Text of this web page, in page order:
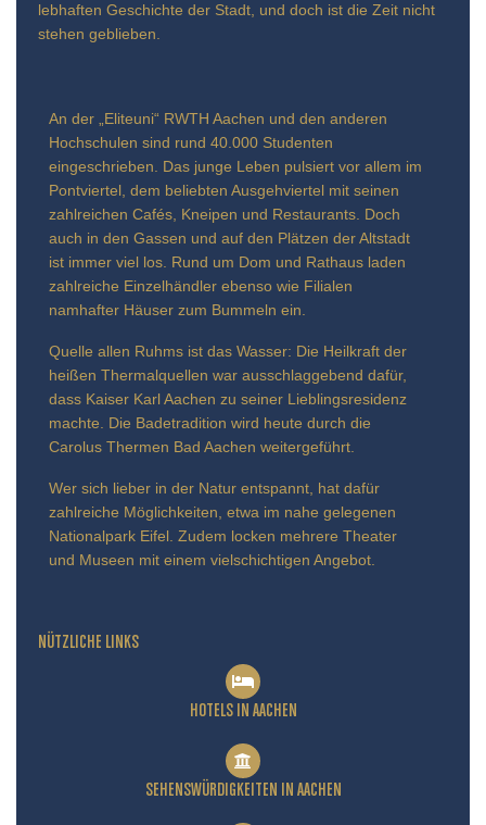
lebhaften Geschichte der Stadt, und doch ist die Zeit nicht
stehen geblieben.
An der „Eliteuni“ RWTH Aachen und den anderen
Hochschulen sind rund 40.000 Studenten
eingeschrieben. Das junge Leben pulsiert vor allem im
Pontviertel, dem beliebten Ausgehviertel mit seinen
zahlreichen Cafés, Kneipen und Restaurants. Doch
auch in den Gassen und auf den Plätzen der Altstadt
ist immer viel los. Rund um Dom und Rathaus laden
zahlreiche Einzelhändler ebenso wie Filialen
namhafter Häuser zum Bummeln ein.
Quelle allen Ruhms ist das Wasser: Die Heilkraft der
heißen Thermalquellen war ausschlaggebend dafür,
dass Kaiser Karl Aachen zu seiner Lieblingsresidenz
machte. Die Badetradition wird heute durch die
Carolus Thermen Bad Aachen weitergeführt.
Wer sich lieber in der Natur entspannt, hat dafür
zahlreiche Möglichkeiten, etwa im nahe gelegenen
Nationalpark Eifel. Zudem locken mehrere Theater
und Museen mit einem vielschichtigen Angebot.
NÜTZLICHE LINKS
HOTELS IN AACHEN
SEHENSWÜRDIGKEITEN IN AACHEN